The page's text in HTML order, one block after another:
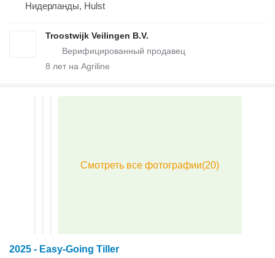
Нидерланды, Hulst
Troostwijk Veilingen B.V.
8 лет на Agriline
2025 - Easy-Going Tiller